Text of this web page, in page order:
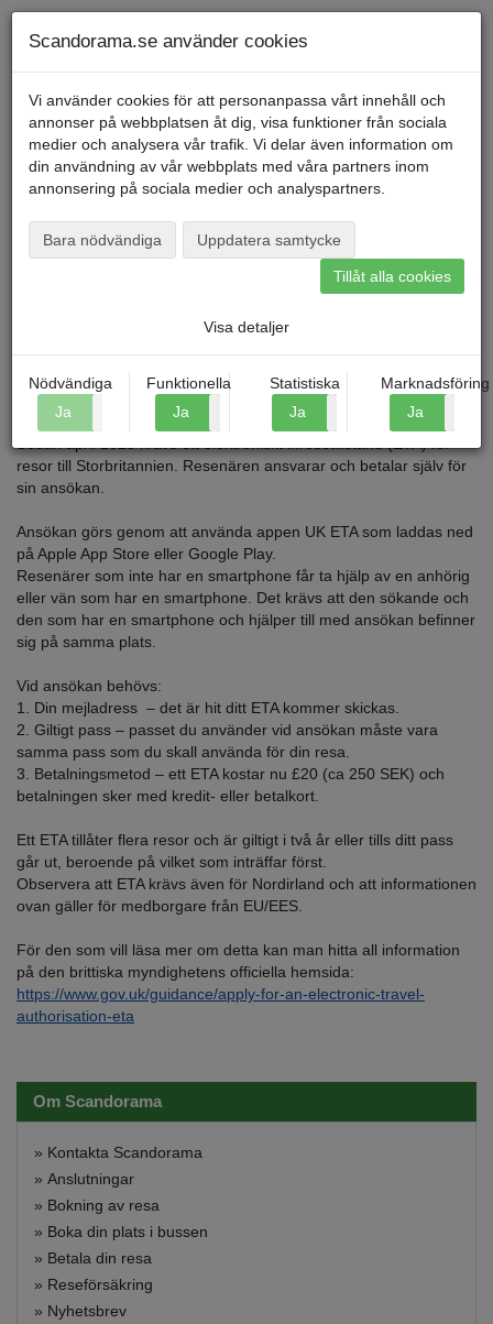
Menu
Startsida » Inresetillstånd Storbritannien
Inresetillstånd Storbritannien
resor till Storbritannien. Resenären ansvarar och betalar själv för
sin ansökan.
Ansökan görs genom att använda appen UK ETA som laddas ned
på Apple App Store eller Google Play.
Resenärer som inte har en smartphone får ta hjälp av en anhörig
eller vän som har en smartphone. Det krävs att den sökande och
den som har en smartphone och hjälper till med ansökan befinner
sig på samma plats.
Vid ansökan behövs:
1. Din mejladress – det är hit ditt ETA kommer skickas.
2. Giltigt pass – passet du använder vid ansökan måste vara
samma pass som du skall använda för din resa.
3. Betalningsmetod – ett ETA kostar nu £20 (ca 250 SEK) och
betalningen sker med kredit- eller betalkort.
Ett ETA tillåter flera resor och är giltigt i två år eller tills ditt pass
går ut, beroende på vilket som inträffar först.
Observera att ETA krävs även för Nordirland och att informationen
ovan gäller för medborgare från EU/EES.
För den som vill läsa mer om detta kan man hitta all information
på den brittiska myndighetens officiella hemsida:
https://www.gov.uk/guidance/apply-for-an-electronic-travel-
authorisation-eta
Om Scandorama
» Kontakta Scandorama
» Anslutningar
» Bokning av resa
» Boka din plats i bussen
» Betala din resa
» Reseförsäkring
» Nyhetsbrev
Scandorama.se använder cookies
Vi använder cookies för att personanpassa vårt innehåll och
annonser på webbplatsen åt dig, visa funktioner från sociala
medier och analysera vår trafik. Vi delar även information om
din användning av vår webbplats med våra partners inom
annonsering på sociala medier och analyspartners.
Bara nödvändiga Uppdatera samtycke
Tillåt alla cookies
Visa detaljer
Nödvändiga
Ja
Funktionella
Ja
Statistiska
Ja
Marknadsföring
Ja